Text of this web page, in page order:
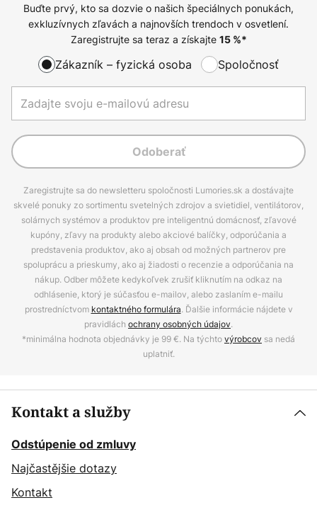
Buďte prvý, kto sa dozvie o našich špeciálnych ponukách,
exkluzívnych zľavách a najnovších trendoch v osvetlení.
Zaregistrujte sa teraz a získajte 15%*
Zákazník – fyzická osoba Spoločnosť
Odoberať
Zaregistrujte sa do newsletteru spoločnosti Lumories.sk a dostávajte
skvelé ponuky zo sortimentu svetelných zdrojov a svietidiel, ventilátorov,
solárnych systémov a produktov pre inteligentnú domácnosť, zľavové
kupóny, zľavy na produkty alebo akciové balíčky, odporúčania a
predstavenia produktov, ako aj obsah od možných partnerov pre
spoluprácu a prieskumy, ako aj žiadosti o recenzie a odporúčania na
nákup. Odber môžete kedykoľvek zrušiť kliknutím na odkaz na
odhlásenie, ktorý je súčasťou e-mailov, alebo zaslaním e-mailu
prostredníctvom kontaktného formulára. Ďalšie informácie nájdete v
pravidlách ochrany osobných údajov.
*minimálna hodnota objednávky je 99 €. Na týchtovýrobcov sa nedá
uplatniť.
Kontakt a služby
Odstúpenie od zmluvy
Najčastějšie dotazy
Kontakt